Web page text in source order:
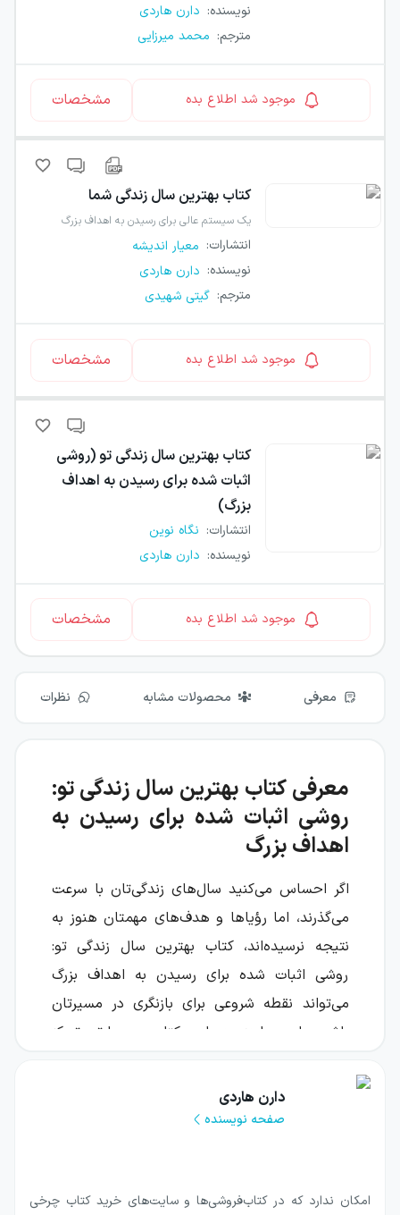
نویسنده: دارن هاردی
مترجم: محمد میرزایی
موجود شد اطلاع بده مشخصات
کتاب بهترین سال زندگی شما
یک سیستم عالی برای رسیدن به اهداف بزرگ
انتشارات: معیار اندیشه
نویسنده: دارن هاردی
مترجم: گیتی شهیدی
موجود شد اطلاع بده مشخصات
کتاب بهترین سال زندگی تو (روشی
اثبات شده برای رسیدن به اهداف
بزرگ)
انتشارات: نگاه نوین
نویسنده: دارن هاردی
موجود شد اطلاع بده مشخصات
معرفی محصولات مشابه نظرات
معرفی کتاب بهترین سال زندگی تو:
روشی اثبات شده برای رسیدن به
اهداف بزرگ
اگر احساس می‌کنید سال‌های زندگی‌تان با سرعت
می‌گذرند، اما رؤیاها و هدف‌های مهمتان هنوز به
نتیجه نرسیده‌اند، کتاب بهترین سال زندگی تو:
روشی اثبات شده برای رسیدن به اهداف بزرگ
می‌تواند نقطه شروعی برای بازنگری در مسیرتان
باشد. دارن هاردی در این کتاب بر مهارتی تمرکز
موفقیت‌هاست: توانایی مشخص کردن، پیگیری
کردن و رسیدن به هدف‌های بزرگ.
می‌خواهند آینده خود را دوباره طراحی کنند و با
دارن هاردی
صفحه نویسنده
امکان ندارد که در کتاب‌فروشی‌ها و سایت‌های خرید کتاب چرخی